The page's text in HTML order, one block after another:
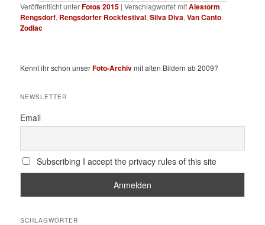
Veröffentlicht unterFotos 2015 |Verschlagwortet mitAlestorm,
Rengsdorf, Rengsdorfer Rockfestival,Silva Diva,Van Canto,
Zodiac
Kennt ihr schon unserFoto-Archivmit alten Bildern ab 2009?
NEWSLETTER
Email
Subscribing I accept the privacy rules of this site
SCHLAGWÖRTER